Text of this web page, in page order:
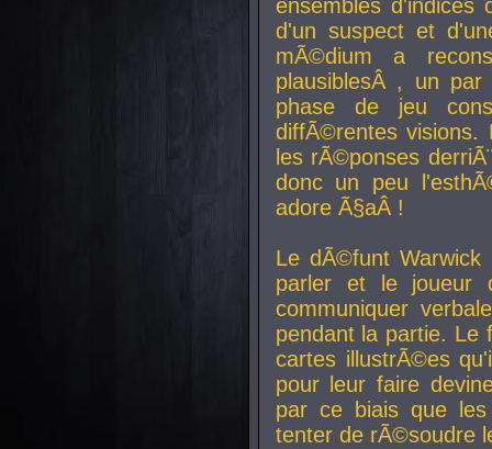
ensembles d'indices
d'un suspect et
mÃ©dium a
plausiblesÂ , un par
phase de jeu
diffÃ©rentes visions.
les rÃ©ponses
donc un peu
adore Ã§aÂ !
Le dÃ©funt Warwick
parler et le joueur
communiquer
pendant la partie. Le
cartes illustrÃ©es
pour leur faire
par ce biais que
tenter de rÃ©soudre